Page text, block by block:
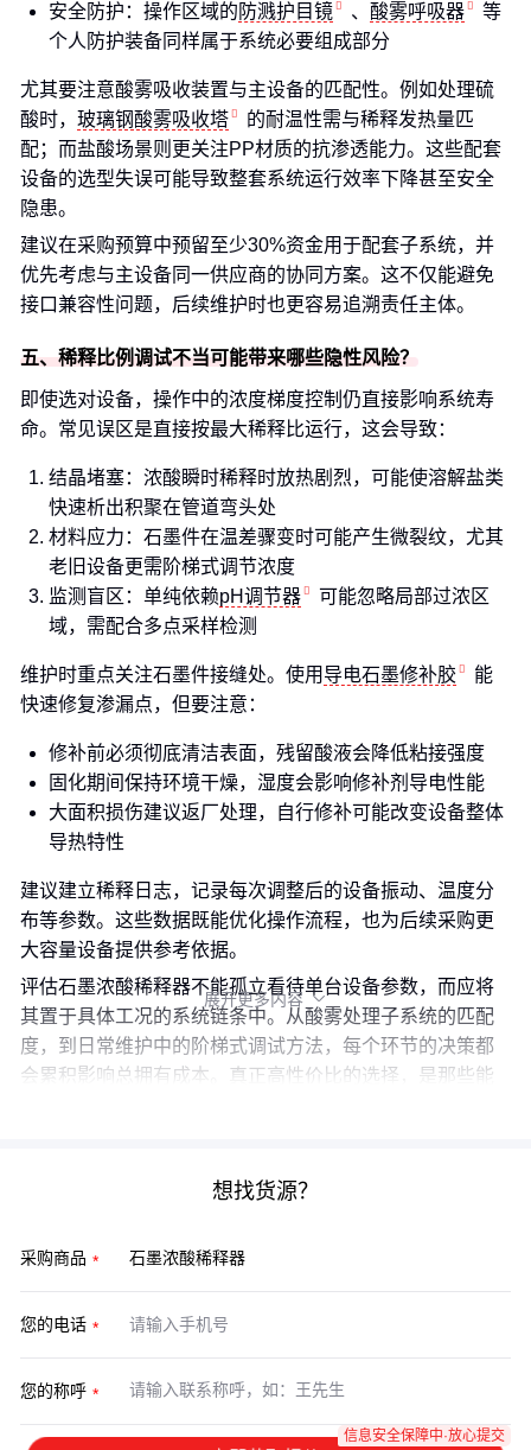
安全防护：操作区域的 防溅护目镜 、 酸雾呼吸器
等
个人防护装备同样属于系统必要组成部分
尤其要注意酸雾吸收装置与主设备的匹配性。例如处理硫
酸时， 玻璃钢酸雾吸收塔
的耐温性需与稀释发热量匹
配；而盐酸场景则更关注PP材质的抗渗透能力。这些配套
设备的选型失误可能导致整套系统运行效率下降甚至安全
隐患。
建议在采购预算中预留至少30%资金用于配套子系统，并
优先考虑与主设备同一供应商的协同方案。这不仅能避免
接口兼容性问题，后续维护时也更容易追溯责任主体。
五、稀释比例调试不当可能带来哪些隐性风险？
即使选对设备，操作中的浓度梯度控制仍直接影响系统寿
命。常见误区是直接按最大稀释比运行，这会导致：
结晶堵塞：浓酸瞬时稀释时放热剧烈，可能使溶解盐类
快速析出积聚在管道弯头处
材料应力：石墨件在温差骤变时可能产生微裂纹，尤其
老旧设备更需阶梯式调节浓度
监测盲区：单纯依赖pH调节器
可能忽略局部过浓区
域，需配合多点采样检测
维护时重点关注石墨件接缝处。使用 导电石墨修补胶
能
快速修复渗漏点，但要注意：
修补前必须彻底清洁表面，残留酸液会降低粘接强度
固化期间保持环境干燥，湿度会影响修补剂导电性能
大面积损伤建议返厂处理，自行修补可能改变设备整体
导热特性
建议建立稀释日志，记录每次调整后的设备振动、温度分
布等参数。这些数据既能优化操作流程，也为后续采购更
大容量设备提供参考依据。
评估石墨浓酸稀释器不能孤立看待单台设备参数，而应将
其置于具体工况的系统链条中。从酸雾处理子系统的匹配
度，到日常维护中的阶梯式调试方法，每个环节的决策都
会累积影响总拥有成本。真正高性价比的选择，是那些能
展开更多内容 
想找货源？
采购商品
您的电话
您的称呼
信息安全保障中·放心提交